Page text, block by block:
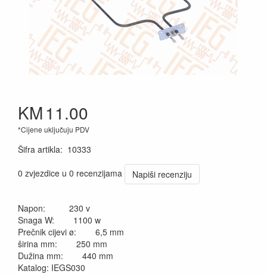
KM11.00
*Cijene uključuju PDV
Šifra artikla: 10333
0 zvjezdice u 0 recenzijama
Napiši recenziju
Napon: 230 v
Snaga W: 1100 w
Prečnik cijevi ø: 6,5 mm
širina mm: 250 mm
Dužina mm: 440 mm
Katalog: IEGS030